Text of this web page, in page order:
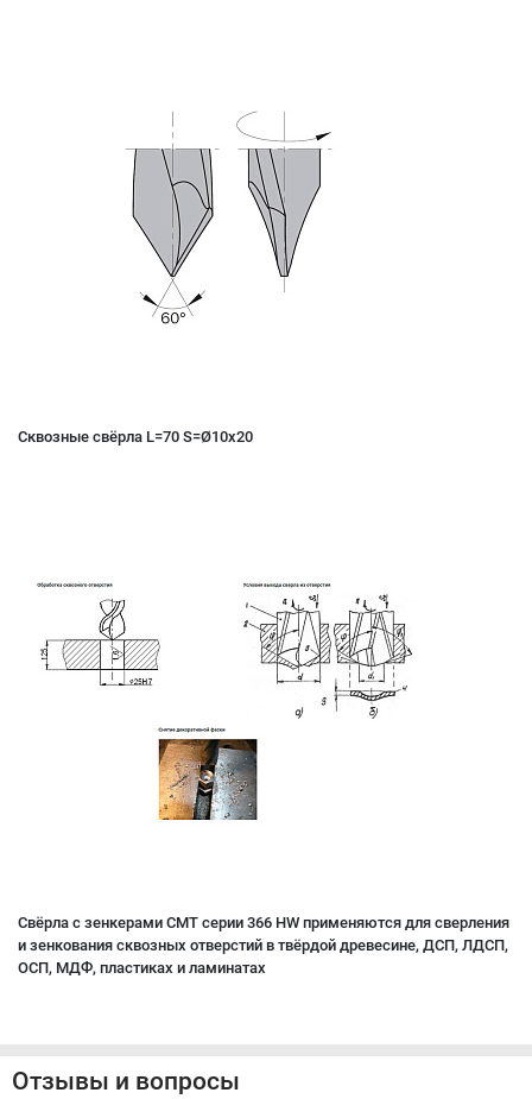
Сквозные свёрла L=70 S=Ø10x20
Свёрла с зенкерами CMT серии 366 HW применяются для сверления
и зенкования сквозных отверстий в твёрдой древесине, ДСП, ЛДСП,
OСП, МДФ, пластиках и ламинатах
Отзывы и вопросы